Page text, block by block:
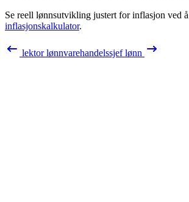
Se reell lønnsutvikling justert for inflasjon ved
inflasjonskalkulator.
lektorlønnvarehandelssjeflønn